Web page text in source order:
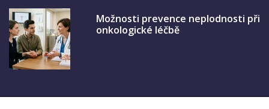
Možnosti prevence neplodnosti při
onkologické léčbě